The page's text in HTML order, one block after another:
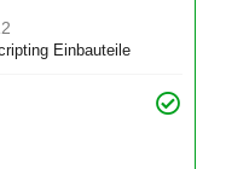
Einbauteile